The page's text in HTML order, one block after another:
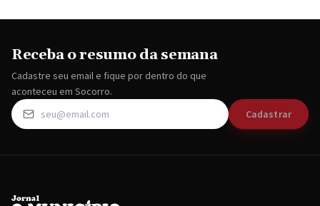
Receba o resumo da semana
Cadastre seu email e fique por dentro do que
aconteceu em Socorro.
Cadastrar